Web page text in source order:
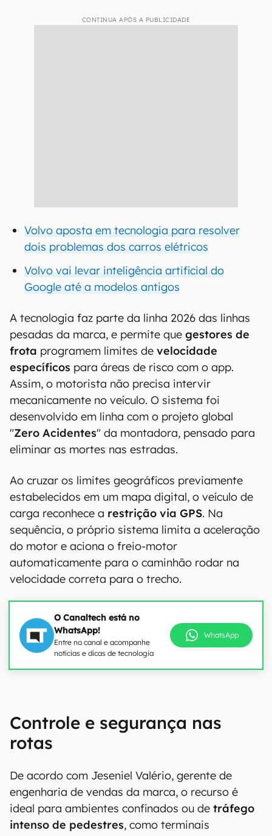
CONTINUA APÓS A PUBLICIDADE
Volvo aposta em tecnologia para resolver
dois problemas dos carros elétricos
Volvo vai levar inteligência artificial do
Google até a modelos antigos
A tecnologia faz parte da linha 2026 das linhas
pesadas da marca, e permite que gestores de
frota programem limites de velocidade
específicos para áreas de risco com o app.
Assim, o motorista não precisa intervir
mecanicamente no veículo. O sistema foi
desenvolvido em linha com o projeto global
"Zero Acidentes" da montadora, pensado para
eliminar as mortes nas estradas.
Ao cruzar os limites geográficos previamente
estabelecidos em um mapa digital, o veículo de
carga reconhece a restrição via GPS. Na
sequência, o próprio sistema limita a aceleração
do motor e aciona o freio-motor
automaticamente para o caminhão rodar na
velocidade correta para o trecho.
O Canaltech está no
WhatsApp!
Entre no canal e acompanhe
notícias e dicas de tecnologia
WhatsApp
Controle e segurança nas
rotas
De acordo com Jeseniel Valério, gerente de
engenharia de vendas da marca, o recurso é
ideal para ambientes confinados ou de tráfego
intenso de pedestres, como terminais